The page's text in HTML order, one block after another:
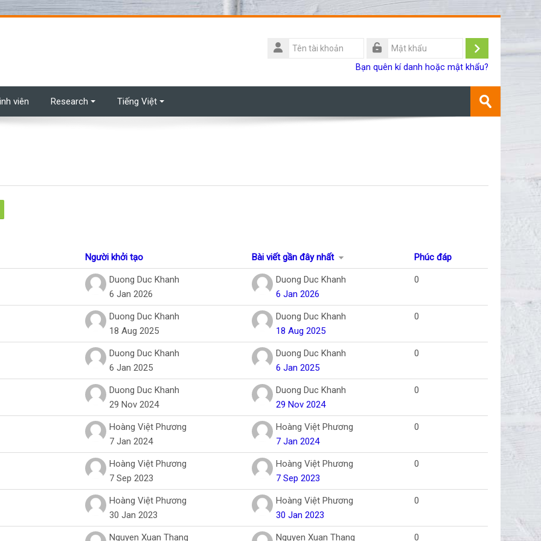
Tên
tài
Đăng
Bạn quên kí danh hoặc mật khẩu?
viên Research Tiếng Việt
khoá
Gửi
kiếm
hiển thị 11 của 11 cuộc thảo luận
Người khởi tạo Bài viết gần đây nhất Phúc đáp
Duong Duc Khanh
6 Jan 2026
Duong Duc Khanh
6 Jan 2026
0
Duong Duc Khanh
18 Aug 2025
Duong Duc Khanh
18 Aug 2025
0
Duong Duc Khanh
6 Jan 2025
Duong Duc Khanh
6 Jan 2025
0
Duong Duc Khanh
29 Nov 2024
Duong Duc Khanh
29 Nov 2024
0
Hoàng Việt Phương
7 Jan 2024
Hoàng Việt Phương
7 Jan 2024
0
Hoàng Việt Phương
7 Sep 2023
Hoàng Việt Phương
7 Sep 2023
0
Hoàng Việt Phương
30 Jan 2023
Hoàng Việt Phương
30 Jan 2023
0
Nguyen Xuan Thang Nguyen Xuan Thang 0